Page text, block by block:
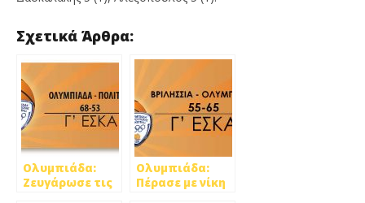
Σχετικά Άρθρα:
Ολυμπιάδα:
Ζευγάρωσε τις
Ολυμπιάδα:
Πέρασε με νίκη